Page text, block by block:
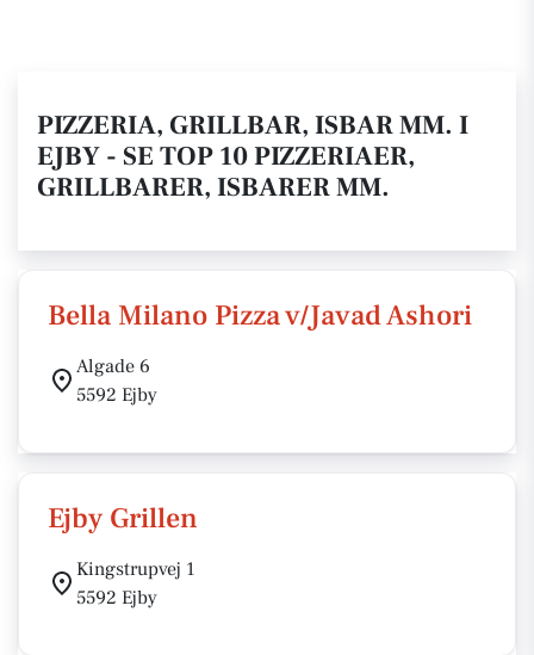
PIZZERIA, GRILLBAR, ISBAR MM. I
EJBY - SE TOP 10 PIZZERIAER,
GRILLBARER, ISBARER MM.
Bella Milano Pizza v/Javad Ashori
Algade 6
5592 Ejby
Ejby Grillen
Kingstrupvej 1
5592 Ejby